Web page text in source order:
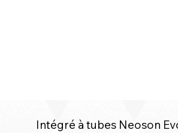
Intégré à tubes Neoson